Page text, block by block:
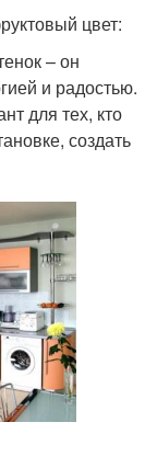
цвет:
– он
и радостью.
для тех, кто
создать